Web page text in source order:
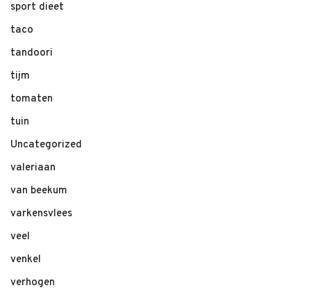
sport dieet
taco
tandoori
tijm
tomaten
tuin
Uncategorized
valeriaan
van beekum
varkensvlees
veel
venkel
verhogen